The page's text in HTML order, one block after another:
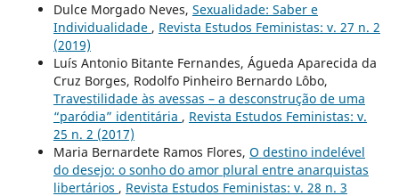
Dulce Morgado Neves, Sexualidade: Saber e
Individualidade , Revista Estudos Feministas: v. 27 n. 2
(2019)
Luís Antonio Bitante Fernandes, Águeda Aparecida da
Cruz Borges, Rodolfo Pinheiro Bernardo Lôbo,
Travestilidade às avessas – a desconstrução de uma
“paródia” identitária , Revista Estudos Feministas: v.
25 n. 2 (2017)
Maria Bernardete Ramos Flores, O destino indelével
do desejo: o sonho do amor plural entre anarquistas
libertários , Revista Estudos Feministas: v. 28 n. 3